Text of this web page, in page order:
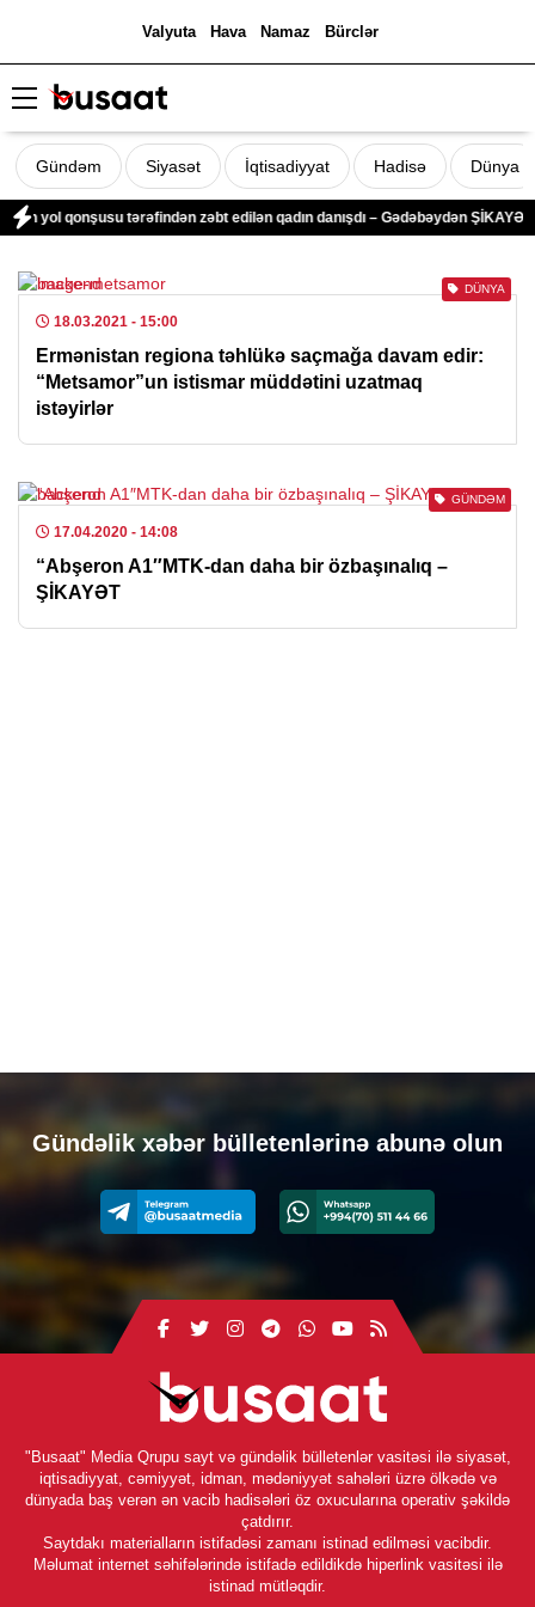
Valyuta Hava Namaz Bürclər
Gündəm Siyasət İqtisadiyyat Hadisə Dünya
yol qonşusu tərəfindən zəbt edilən qadın danışdı – Gədəbəydən ŞİKAYƏT
DÜNYA
18.03.2021 - 15:00
Ermənistan regiona təhlükə saçmağa davam edir:
“Metsamor”un istismar müddətini uzatmaq
istəyirlər
GÜNDƏM
17.04.2020 - 14:08
“Abşeron A1″MTK-dan daha bir özbaşınalıq –
ŞİKAYƏT
Gündəlik xəbər bülletenlərinə abunə olun
"Busaat" Media Qrupu sayt və gündəlik bülletenlər vasitəsi ilə siyasət,
iqtisadiyyat, cəmiyyət, idman, mədəniyyət sahələri üzrə ölkədə və
dünyada baş verən ən vacib hadisələri öz oxucularına operativ şəkildə
çatdırır.
Saytdakı materialların istifadəsi zamanı istinad edilməsi vacibdir.
Məlumat internet səhifələrində istifadə edildikdə hiperlink vasitəsi ilə
istinad mütləqdir.